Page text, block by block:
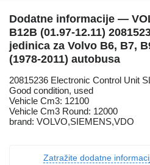
Dodatne informacije —
B12B (01.97-12.11)
jedinica za Volvo B6, B7,
(1978-2011) autobusa
20815236 Electronic Control Unit
Good condition, used
Vehicle Cm3: 12100
Vehicle Cm3 Round: 12000
brand: VOLVO,SIEMENS,VDO
Zatražite dodatne